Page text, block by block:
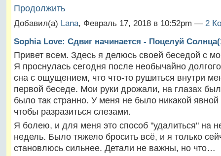
Продолжить
Добавил(а) Lana, Февраль 17, 2018 в 10:52pm — 2
Sophia Love: Сдвиг начинается - Поцелуй
Привет всем. Здесь я делюсь своей беседой с
Я проснулась сегодня после необычайно
сна с ощущением, что что-то рушиться внутри
первой беседе. Мои руки дрожали, на глазах
было так странно. У меня не было никакой
чтобы разразиться слезами.
Я болею, и для меня это способ "удалиться" на
недель. Было тяжело бросить всё, и я только
становлюсь сильнее. Детали не важны, но что…